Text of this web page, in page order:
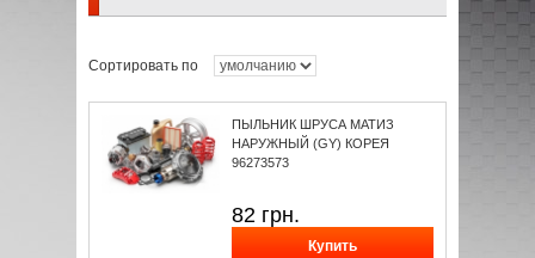
Сортировать по
ПЫЛЬНИК ШРУСА МАТИЗ
НАРУЖНЫЙ (GY) КОРЕЯ
96273573
82 грн.